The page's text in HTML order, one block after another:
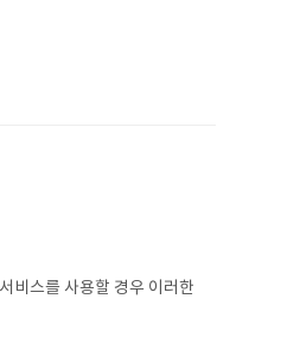
비스를 사용할 경우 이러한